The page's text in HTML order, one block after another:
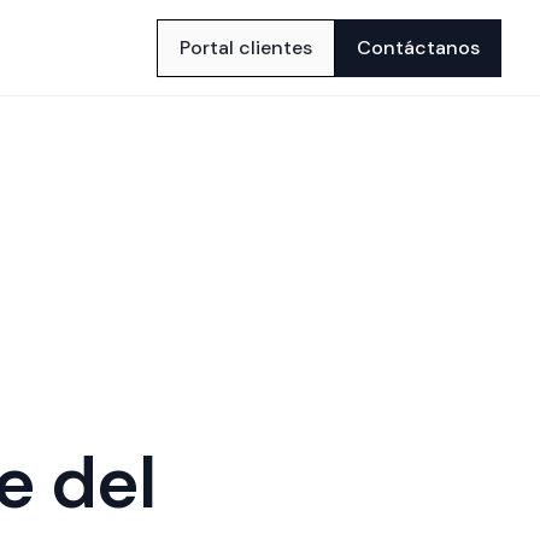
Portal clientes Contáctanos
del